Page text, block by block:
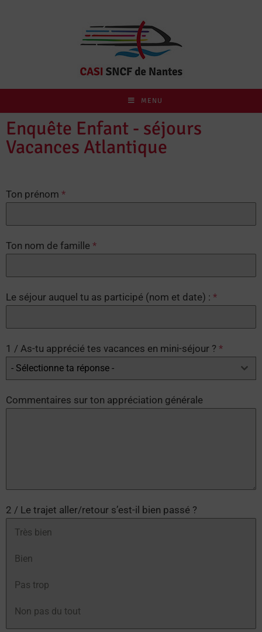
MENU
Enquête Enfant - séjours
Vacances Atlantique
Ton prénom *
Ton nom de famille *
Le séjour auquel tu as participé (nom et date) : *
1 / As-tu apprécié tes vacances en mini-séjour ? *
- Sélectionne ta réponse -
Commentaires sur ton appréciation générale
2 / Le trajet aller/retour s’est-il bien passé ?
Très bien
Bien
Pas trop
Non pas du tout